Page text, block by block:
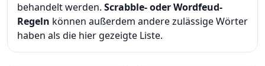
behandelt werden. Scrabble- oder Wordfeud-
Regeln können außerdem andere zulässige Wörter
haben als die hier gezeigte Liste.